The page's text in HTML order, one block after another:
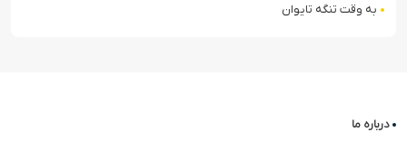
به وقت تنگه تایوان
درباره ما